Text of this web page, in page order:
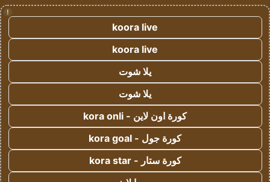
!
koora live
koora live
يلا شوت
يلا شوت
كورة اون لاين - kora onli
كورة جول - kora goal
كورة ستار - kora star